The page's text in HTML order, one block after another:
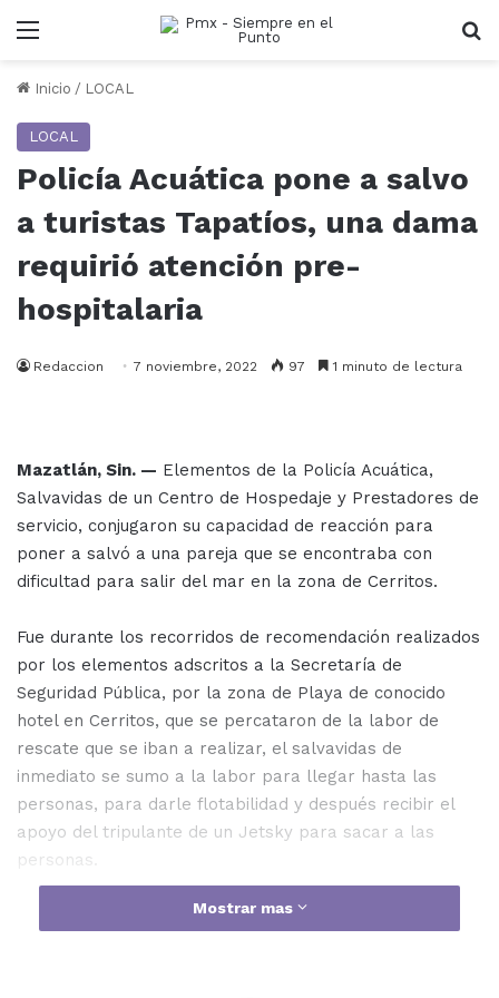
Menu
Inicio / LOCAL
LOCAL
Policía Acuática pone a salvo
a turistas Tapatíos, una dama
requirió atención pre-
hospitalaria
Redaccion 7 noviembre, 2022 97 1 minuto de lectura
Mazatlán, Sin. — Elementos de la Policía Acuática,
Salvavidas de un Centro de Hospedaje y Prestadores de
servicio, conjugaron su capacidad de reacción para
poner a salvó a una pareja que se encontraba con
dificultad para salir del mar en la zona de Cerritos.
Fue durante los recorridos de recomendación realizados
por los elementos adscritos a la Secretaría de
Seguridad Pública, por la zona de Playa de conocido
hotel en Cerritos, que se percataron de la labor de
rescate que se iban a realizar, el salvavidas de
inmediato se sumo a la labor para llegar hasta las
personas, para darle flotabilidad y después recibir el
apoyo del tripulante de un Jetsky para sacar a las
personas.
Mostrar mas